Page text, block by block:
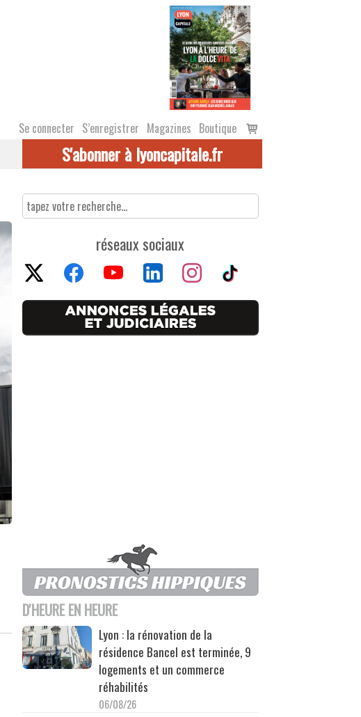
Se connecter S’enregistrer Magazines Boutique
Voir
le
S'abonner à lyoncapitale.fr
réseaux sociaux
D'HEURE EN HEURE
Lyon : la rénovation de la
résidence Bancel est terminée, 9
logements et un commerce
réhabilités
06/08/26